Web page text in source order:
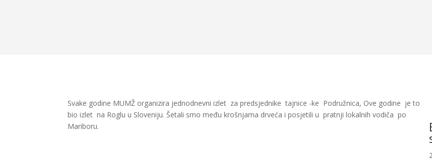
Svake godine MUMŽ organizira jednodnevni izlet za predsjednike tajnice -ke Podružnica, Ove godine je to
bio izlet na Roglu u Sloveniju. Šetali smo među krošnjama drveća i posjetili u pratnji lokalnih vodiča po
Mariboru.